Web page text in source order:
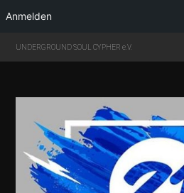
Anmelden
UNDERGROUND SOUL CYPHER e.V.